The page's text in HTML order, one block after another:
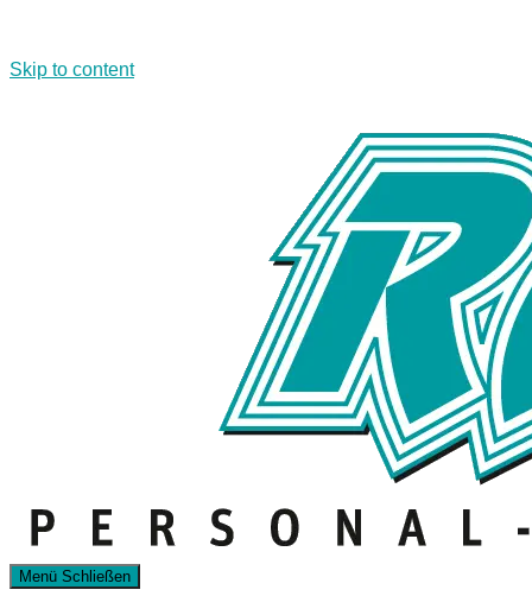
Skip to content
Menü Schließen